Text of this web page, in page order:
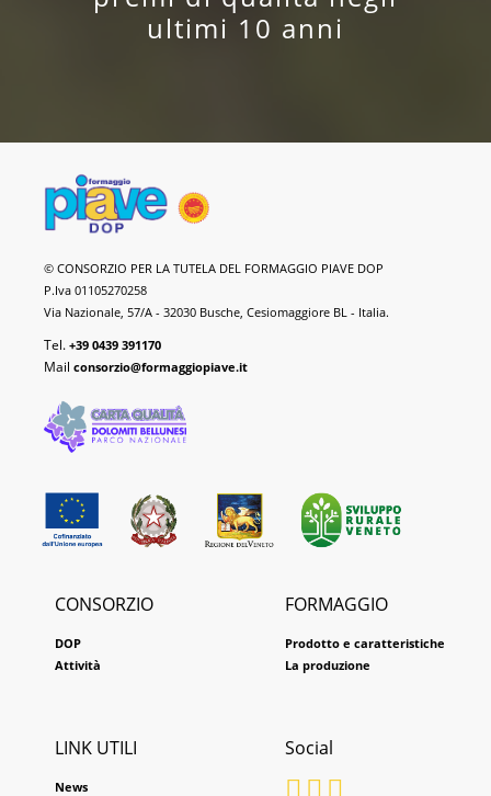
ultimi 10 anni
Formaggio
Piave
DOP
© CONSORZIO PER LA TUTELA DEL FORMAGGIO PIAVE DOP
P.Iva 01105270258
Via Nazionale, 57/A - 32030 Busche, Cesiomaggiore BL - Italia.
Tel. +39 0439 391170
Mail consorzio@formaggiopiave.it
CONSORZIO
DOP
Attività
FORMAGGIO
Prodotto e caratteristiche
La produzione
Social
LINK UTILI
News